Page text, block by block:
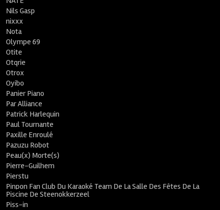
Nils Gasp
nixxx
Nota
Olympe 69
Otite
Otqrie
Otrox
Oyibo
Panier Piano
Par Alliance
Patrick Harlequin
Paul Tournante
Paxille Enroulé
Pazuzu Robot
Peau(x) Morte(s)
Pierre-Guilhem
Pierstu
Pinpon Fan Club Du Karaoké Team De La Salle Des Fêtes De La
Piscine De Steenokkerzeel
Piss-in